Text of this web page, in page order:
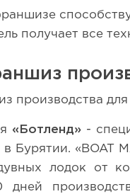
получает все
производства
«Ботленд»-
Бурятии. «BOAT
лодок от